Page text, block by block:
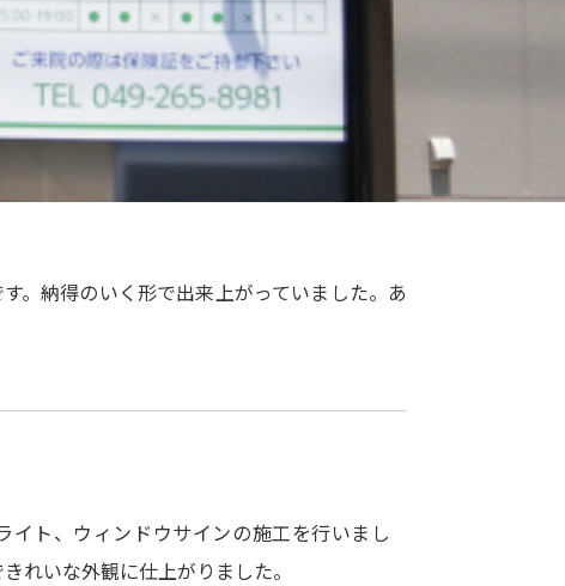
。納得のいく形で出来上がっていました。あ
イト、ウィンドウサインの施工を行いまし
れいな外観に仕上がりました。